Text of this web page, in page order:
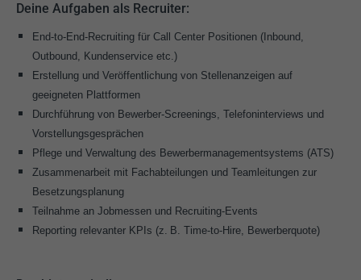
Deine Aufgaben als Recruiter:
End-to-End-Recruiting für Call Center Positionen (Inbound,
Outbound, Kundenservice etc.)
Erstellung und Veröffentlichung von Stellenanzeigen auf
geeigneten Plattformen
Durchführung von Bewerber-Screenings, Telefoninterviews und
Vorstellungsgesprächen
Pflege und Verwaltung des Bewerbermanagementsystems (ATS)
Zusammenarbeit mit Fachabteilungen und Teamleitungen zur
Besetzungsplanung
Teilnahme an Jobmessen und Recruiting-Events
Reporting relevanter KPIs (z. B. Time-to-Hire, Bewerberquote)